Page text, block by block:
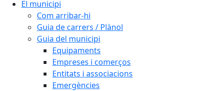
El municipi
Com arribar-hi
Guia de carrers / Plànol
Guia del municipi
Equipaments
Empreses i comerços
Entitats i associacions
Emergències